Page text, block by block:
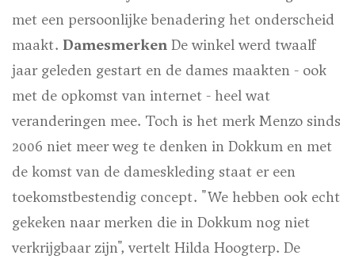
met een persoonlijke benadering het onderscheid
maakt. Damesmerken De winkel werd twaalf
jaar geleden gestart en de dames maakten - ook
met de opkomst van internet - heel wat
veranderingen mee. Toch is het merk Menzo sinds
2006 niet meer weg te denken in Dokkum en met
de komst van de dameskleding staat er een
toekomstbestendig concept. "We hebben ook echt
gekeken naar merken die in Dokkum nog niet
verkrijgbaar zijn", vertelt Hilda Hoogterp. De